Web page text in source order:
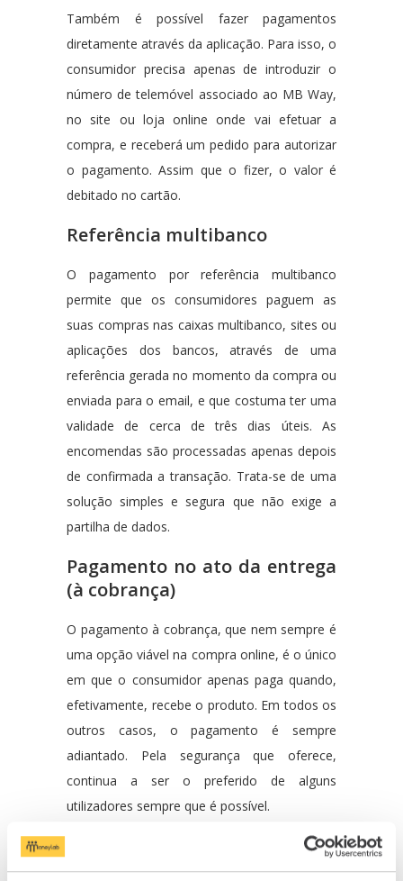
Também é possível fazer pagamentos
diretamente através da aplicação. Para isso, o
consumidor precisa apenas de introduzir o
número de telemóvel associado ao MB Way,
no site ou loja online onde vai efetuar a
compra, e receberá um pedido para autorizar
o pagamento. Assim que o fizer, o valor é
debitado no cartão.
Referência multibanco
O pagamento por referência multibanco
permite que os consumidores paguem as
suas compras nas caixas multibanco, sites ou
aplicações dos bancos, através de uma
referência gerada no momento da compra ou
enviada para o email, e que costuma ter uma
validade de cerca de três dias úteis. As
encomendas são processadas apenas depois
de confirmada a transação. Trata-se de uma
solução simples e segura que não exige a
partilha de dados.
Pagamento no ato da entrega
(à cobrança)
O pagamento à cobrança, que nem sempre é
uma opção viável na compra online, é o único
em que o consumidor apenas paga quando,
efetivamente, recebe o produto. Em todos os
outros casos, o pagamento é sempre
adiantado. Pela segurança que oferece,
continua a ser o preferido de alguns
utilizadores sempre que é possível.